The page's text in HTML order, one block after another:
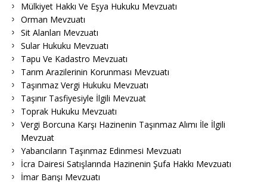
Mülkiyet Hakkı Ve Eşya Hukuku Mevzuatı
Orman Mevzuatı
Sit Alanları Mevzuatı
Sular Hukuku Mevzuatı
Tapu Ve Kadastro Mevzuatı
Tarım Arazilerinin Korunması Mevzuatı
Taşınmaz Vergi Hukuku Mevzuatı
Taşınır Tasfiyesiyle İlgili Mevzuat
Toprak Hukuku Mevzuatı
Vergi Borcuna Karşı Hazinenin Taşınmaz Alımı İle İlgili
Mevzuat
Yabancıların Taşınmaz Edinmesi Mevzuatı
İcra Dairesi Satışlarında Hazinenin Şufa Hakkı Mevzuatı
İmar Barışı Mevzuatı